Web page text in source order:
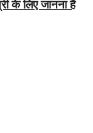
के लिए जानना है